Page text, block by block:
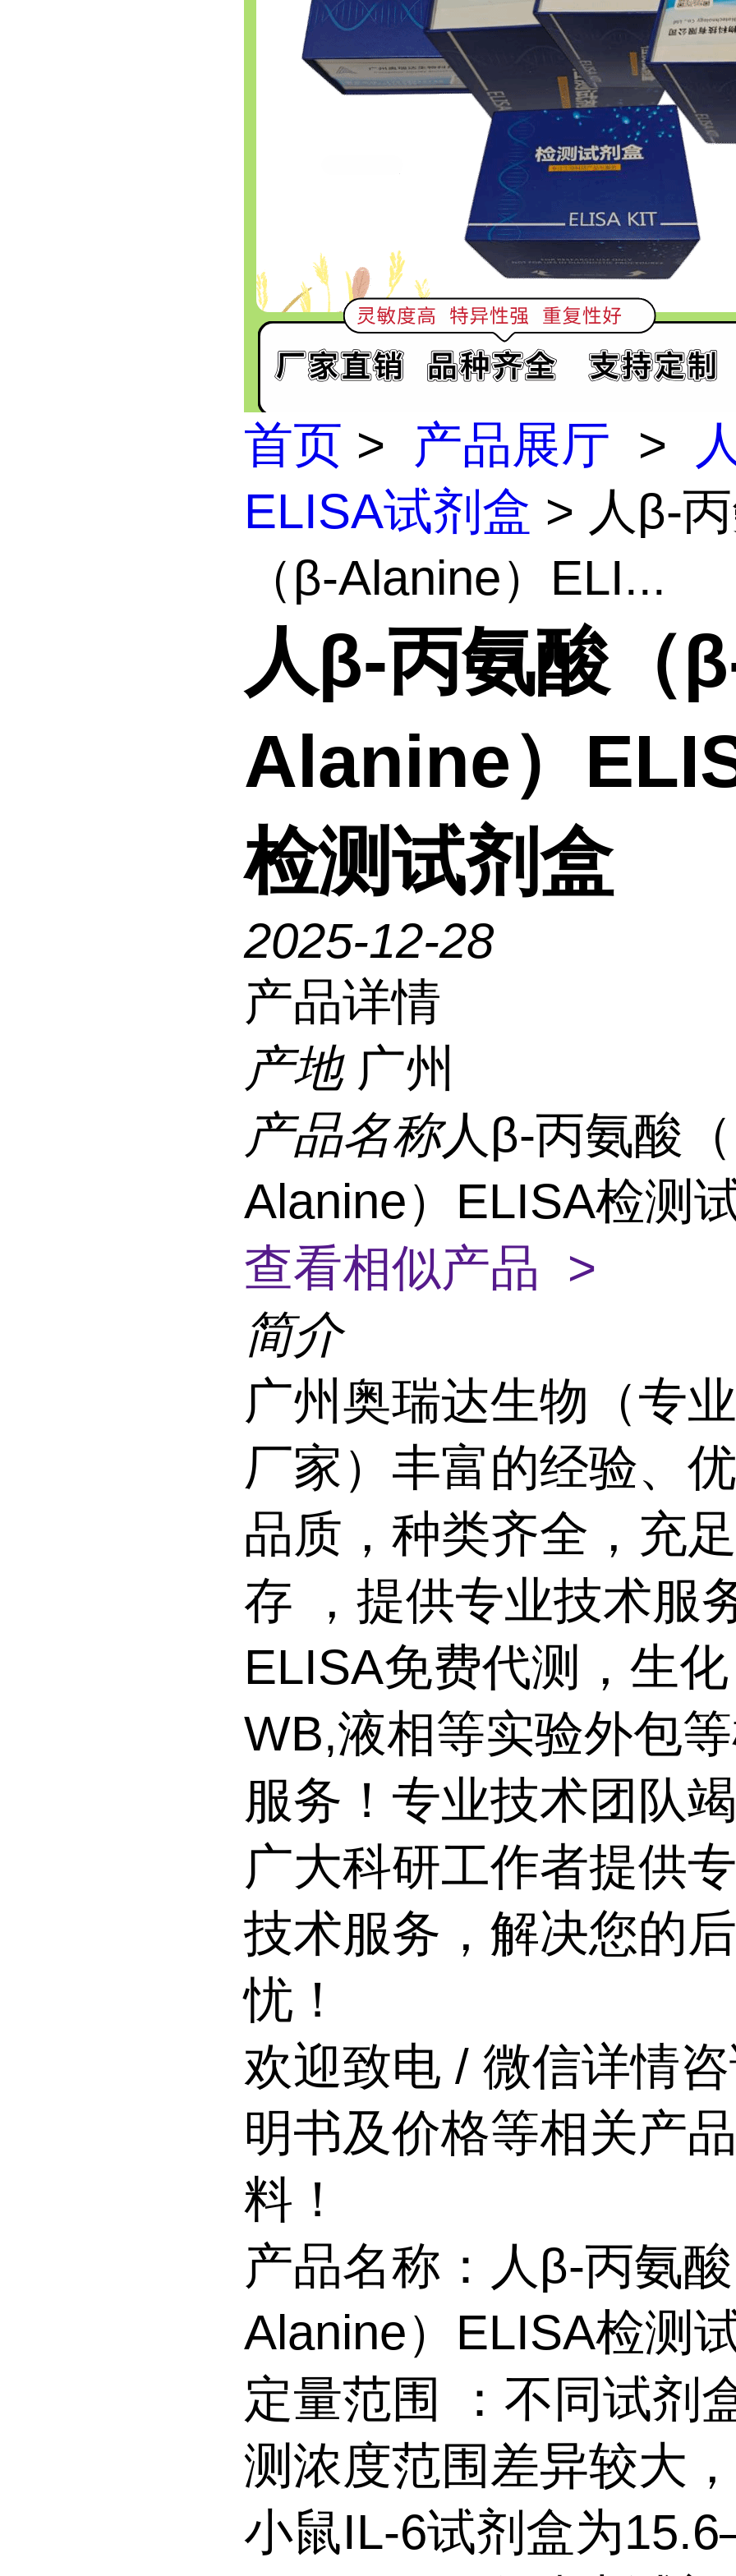
首页 > 产品展厅 >
ELISA试剂盒 > 人β-
（β-Alanine）ELI...
人β-丙氨酸（
Alanine）
检测试剂盒
2025-12-28
产品详情
产地 广州
产品名称人β-丙氨酸
Alanine）ELISA检测
查看相似产品 >
简介
广州奥瑞达生物（专
厂家）丰富的经验、
品质，种类齐全，充
存 ，提供专业技术服
ELISA免费代测，生
WB,液相等实验外包
服务！专业技术团队
广大科研工作者提供
技术服务，解决您的
忧！
欢迎致电 / 微信详情
明书及价格等相关产
料！
产品名称：人β-丙氨
Alanine）ELISA检测
定量范围 ：不同试剂
测浓度范围差异较大
小鼠IL-6试剂盒为